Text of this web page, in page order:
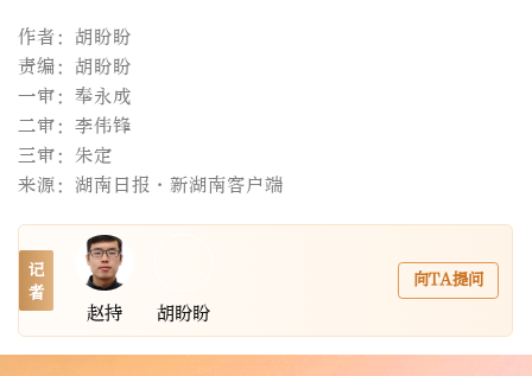
作者：胡盼盼
责编：胡盼盼
一审：奉永成
二审：李伟锋
三审：朱定
来源：湖南日报·新湖南客户端
记
者
赵持 胡盼盼
向TA提问